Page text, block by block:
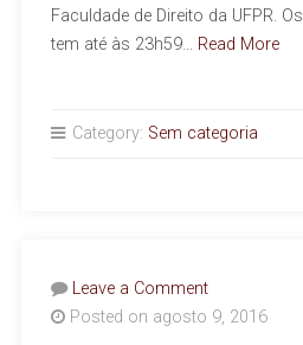
Faculdade de Direito da UFPR.
tem até às 23h59… Read More
Category: Sem categoria
Leave a Comment
Posted on agosto 9, 2016